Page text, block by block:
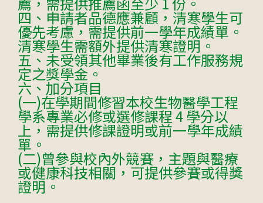
四、申請者品德應兼顧，清寒學生可
優先考慮，需提供前一學年成績單。
清寒學生需額外提供清寒證明。
五、未受領其他畢業後有工作服務規
定之獎學金。
六、加分項目
(一)在學期間修習本校生物醫學工程
學系專業必修或選修課程 4 學分以
上，需提供修課證明或前一學年成績
單。
(二)曾參與校內外競賽，主題與醫療
或健康科技相關，可提供參賽或得獎
證明。